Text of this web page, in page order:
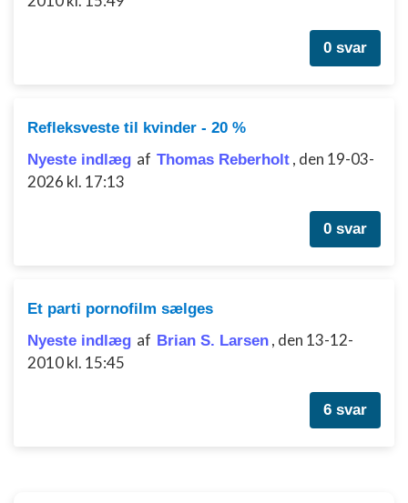
0 svar
Refleksveste til kvinder - 20 %
Nyeste indlæg af Thomas Reberholt , den 19-03-
2026 kl. 17:13
0 svar
Et parti pornofilm sælges
Nyeste indlæg af Brian S. Larsen , den 13-12-
2010 kl. 15:45
6 svar